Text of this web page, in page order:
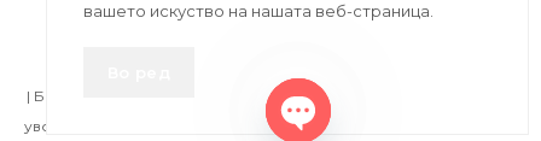
БРАМИТ ДООЕЛ
| БРАЌА МИНКОВИ 57, 2400 СТРУМИЦА | ДПТУ
увоз-извоз Струмица Д.Б.: MK4027005146330 | ЕМБС: 6030530 |
вашето искуство на нашата веб-страница.